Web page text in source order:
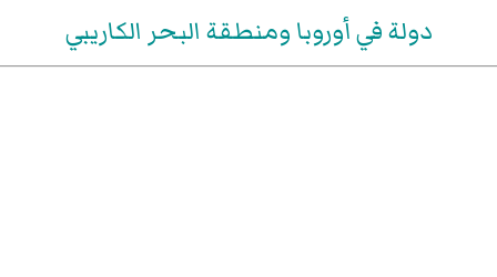
دولة في أوروبا ومنطقة البحر الكاريبي